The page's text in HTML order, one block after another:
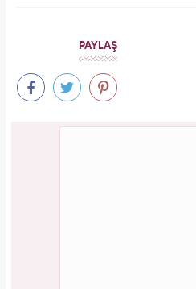
PAYLAŞ